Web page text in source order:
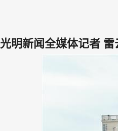
光明新闻全媒体记者 雷